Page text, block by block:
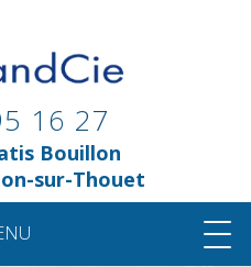
16 27
Bouillon
sur-Thouet